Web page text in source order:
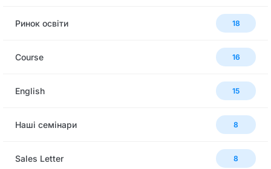
Ринок освіти 18
Сourse 16
English 15
Наші семінари 8
Sales Letter 8